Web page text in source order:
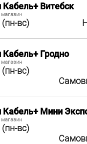
Кабель+ Витебск
(пн-вс)
Кабель+ Гродно
(пн-вс)
Кабель+ Мини
(пн-вс)